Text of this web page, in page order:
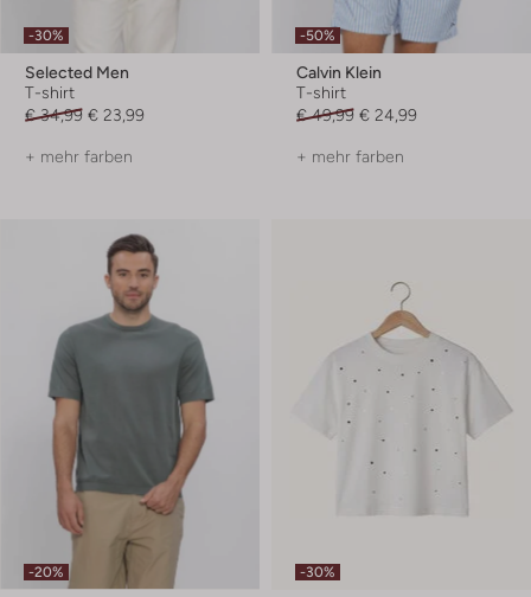
-30%
Selected Men
T-shirt
€ 34,99 € 23,99
+ mehr farben
-50%
Calvin Klein
T-shirt
€ 49,99 € 24,99
+ mehr farben
-20% -30%